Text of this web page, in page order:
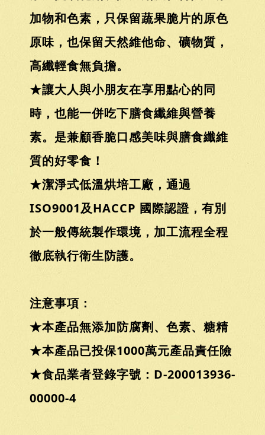
加物和色素，只保留蔬果脆片的原色
原味，也保留天然維他命、礦物質，
高纖輕食無負擔。
★讓大人與小朋友在享用點心的同
時，也能一併吃下膳食纖維與營養
素。是兼顧香脆口感美味與膳食纖維
質的好零食！
★潔淨式低溫烘培工廠，通過
ISO9001及HACCP 國際認證，有別
於一般傳統製作環境，加工流程全程
徹底執行衛生防護。
注意事項：
★本產品無添加防腐劑、色素、糖精
★本產品已投保1000萬元產品責任險
★食品業者登錄字號：D-200013936-
00000-4